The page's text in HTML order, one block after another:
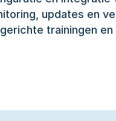
updates en
trainingen